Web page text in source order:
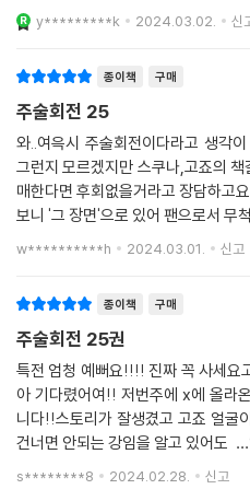
되었으면 하는 바람...!- 책갈피지만
하게 사용하진 못할 것 같다. 하지만
y*********k 2024.03.02. 신
종이책 구매
주술회전 25
와..여윽시 주술회전이다라고 생각
그런지 모르겠지만 스쿠나,고죠의
매한다면 후회없을거라고 장담하고
보니 '그 장면'으로 있어 팬으로서 무
w**********h 2024.03.01. 신고
종이책 구매
주술회전 25권
특전 엄청 예뻐요!!!! 진짜 꼭 사세요
아 기다렸어여!! 저번주에 x에 올라
니다!!스토리가 잘생겼고 고죠 얼
건너면 안되는 강임을 알고 있어
s********8 2024.02.28. 신고